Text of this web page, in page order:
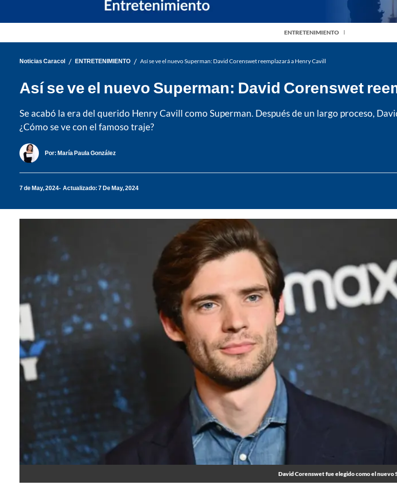
ENTRETENIMIENTO
Noticias Caracol / ENTRETENIMIENTO / Así se ve el nuevo Superman: David Corenswet reemplazará a Henry Cavill
Así se ve el nuevo Superman: David Corenswet
Se acabó la era del querido Henry Cavill como Superman. Después de un largo proceso,
¿Cómo se ve con el famoso traje?
Por: María Paula González
7 de May, 2024 Actualizado: 7 De May, 2024
David Corenswet fue elegido como el nuevo